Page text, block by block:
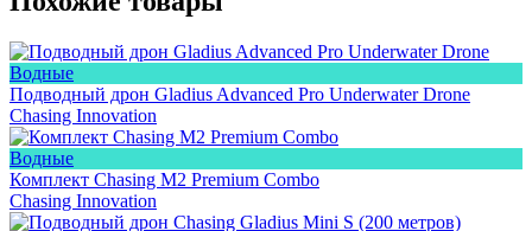
Водные
Подводный дрон Gladius Advanced Pro Underwater Drone
Chasing Innovation
Водные
Комплект Chasing M2 Premium Combo
Chasing Innovation